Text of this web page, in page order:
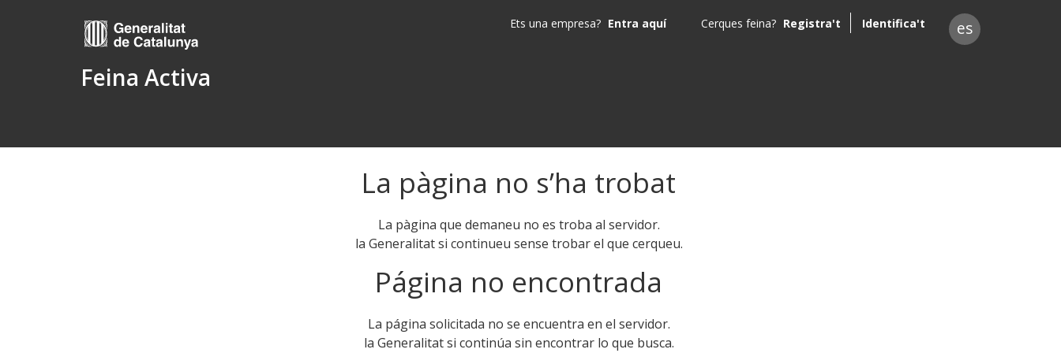
Feina Activa
Ets una empresa? Entra aquí Cerques feina? Registra't Identifica't es
La pàgina no s’ha trobat
La pàgina que demaneu no es troba al servidor.
la Generalitat si continueu sense trobar el que cerqueu.
Página no encontrada
La página solicitada no se encuentra en el servidor.
la Generalitat si continúa sin encontrar lo que busca.